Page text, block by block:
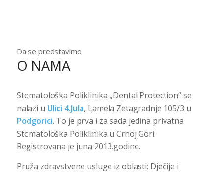
Da se predstavimo.
O NAMA
Stomatološka Poliklinika „Dental Protection“ se
nalazi u Ulici 4.Jula, Lamela Zetagradnje 105/3 u
Podgorici. To je prva i za sada jedina privatna
Stomatološka Poliklinika u Crnoj Gori.
Registrovana je juna 2013.godine.
Pruža zdravstvene usluge iz oblasti: Dječije i